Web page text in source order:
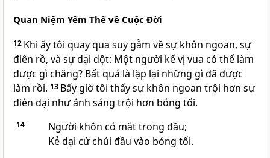
Quan Niệm Yếm Thế về Cuộc Ðời
12 Khi ấy tôi quay qua suy gẫm về sự khôn ngoan, sự
điên rồ, và sự dại dột: Một người kế vị vua có thể làm
được gì chăng? Bất quá là lặp lại những gì đã được
làm rồi. 13 Bấy giờ tôi thấy sự khôn ngoan trội hơn sự
điên dại như ánh sáng trội hơn bóng tối.
14
Người khôn có mắt trong đầu;
Kẻ dại cứ chúi đầu vào bóng tối.